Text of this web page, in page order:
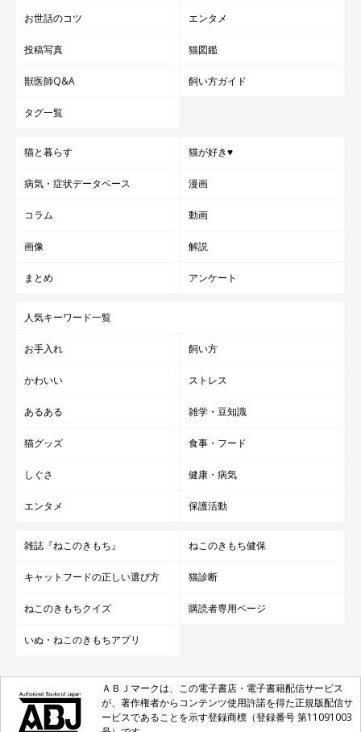
お世話のコツ エンタメ
投稿写真 猫図鑑
獣医師Q&A 飼い方ガイド
タグ一覧
猫と暮らす 猫が好き♥
病気・症状データベース 漫画
コラム 動画
画像 解説
まとめ アンケート
人気キーワード一覧
お手入れ 飼い方
かわいい ストレス
あるある 雑学・豆知識
猫グッズ 食事・フード
しぐさ 健康・病気
エンタメ 保護活動
雑誌『ねこのきもち』 ねこのきもち健保
キャットフードの正しい選び方 猫診断
ねこのきもちクイズ 購読者専用ページ
いぬ・ねこのきもちアプリ
ＡＢＪマークは、この電子書店・電子書籍配信サービス
が、著作権者からコンテンツ使用許諾を得た正規版配信サ
ービスであることを示す登録商標（登録番号 第11091003